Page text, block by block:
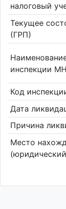
налоговый
Текущее
(ГРП)
инспекции
Код
Дата
Причина
Место